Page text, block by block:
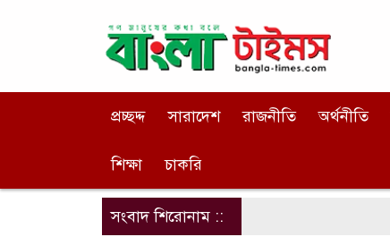
প্রচ্ছদ্দ সারাদেশ রাজনীতি অর্থনীতি
শিক্ষা চাকরি
সংবাদ শিরোনাম ::